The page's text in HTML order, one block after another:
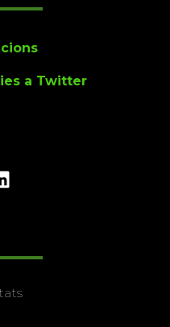
a Twitter